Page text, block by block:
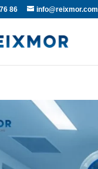
86 info@reixmor.com